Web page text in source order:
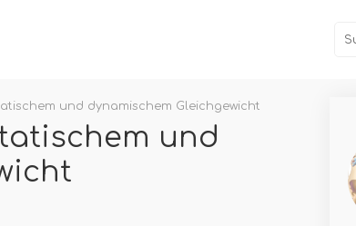
und dynamischem Gleichgewicht
und